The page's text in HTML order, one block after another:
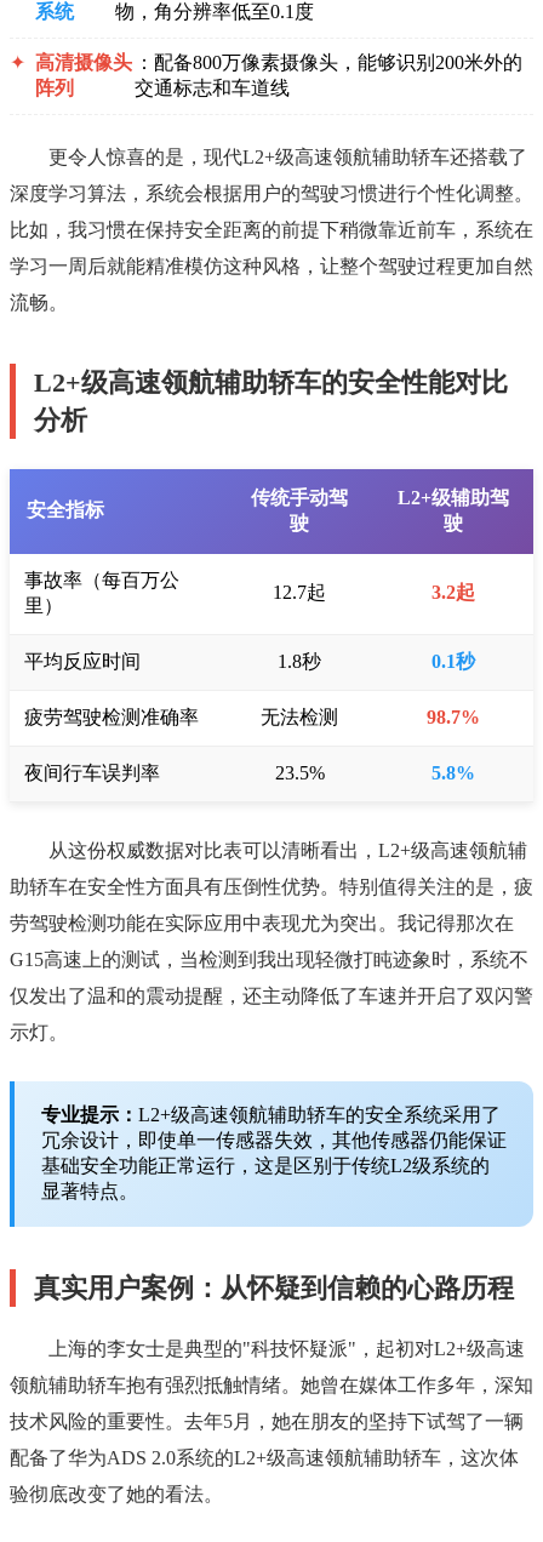
系统
物，角分辨率低至0.1度
✦ 高清摄像头
阵列
：配备800万像素摄像头，能够识别200米外的
交通标志和车道线
更令人惊喜的是，现代L2+级高速领航辅助轿车还搭载了
深度学习算法，系统会根据用户的驾驶习惯进行个性化调整。
比如，我习惯在保持安全距离的前提下稍微靠近前车，系统在
学习一周后就能精准模仿这种风格，让整个驾驶过程更加自然
流畅。
L2+级高速领航辅助轿车的安全性能对比
分析
安全指标
传统手动驾
驶
L2+级辅助驾
驶
事故率（每百万公
里）
12.7起 3.2起
平均反应时间 1.8秒 0.1秒
疲劳驾驶检测准确率 无法检测 98.7%
夜间行车误判率 23.5% 5.8%
从这份权威数据对比表可以清晰看出，L2+级高速领航辅
助轿车在安全性方面具有压倒性优势。特别值得关注的是，疲
劳驾驶检测功能在实际应用中表现尤为突出。我记得那次在
G15高速上的测试，当检测到我出现轻微打盹迹象时，系统不
仅发出了温和的震动提醒，还主动降低了车速并开启了双闪警
示灯。
专业提示： L2+级高速领航辅助轿车的安全系统采用了
冗余设计，即使单一传感器失效，其他传感器仍能保证
基础安全功能正常运行，这是区别于传统L2级系统的
显著特点。
真实用户案例：从怀疑到信赖的心路历程
上海的李女士是典型的"科技怀疑派"，起初对L2+级高速
领航辅助轿车抱有强烈抵触情绪。她曾在媒体工作多年，深知
技术风险的重要性。去年5月，她在朋友的坚持下试驾了一辆
配备了华为ADS 2.0系统的L2+级高速领航辅助轿车，这次体
验彻底改变了她的看法。